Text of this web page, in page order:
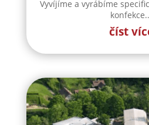
Vyvíjíme a vyrábíme
číst